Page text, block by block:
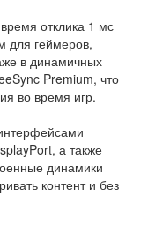
отклика 1 мс
для геймеров,
в динамичных
Premium, что
во время игр.
а также
динамики
контент и без